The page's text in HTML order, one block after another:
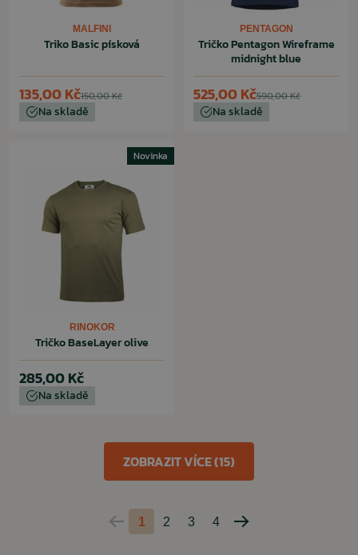
MALFINI
Triko Basic písková
150,00 Kč
135,00 Kč
Na skladě
PENTAGON
Tričko Pentagon Wireframe
midnight blue
590,00 Kč
525,00 Kč
Na skladě
Novinka
RINOKOR
Tričko BaseLayer olive
285,00 Kč
Na skladě
Predchádzajúca
1 2 3 4
Nasledujúca
ZOBRAZIT VÍCE (15)